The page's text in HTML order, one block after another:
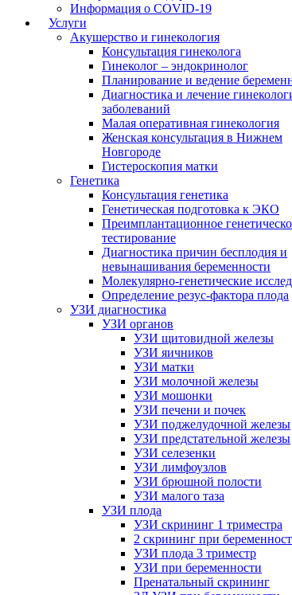
Информация о COVID-19
Услуги
Акушерство и гинекология
Консультация гинеколога
Гинеколог – эндокринолог
Планирование и ведение
Диагностика и лечение
заболеваний
Малая оперативная гинекология
Женская консультация в Нижнем
Новгороде
Гистероскопия матки
Генетика
Консультация генетика
Генетическая подготовка к ЭКО
Преимплантационное
тестирование
Диагностика причин бесплодия и
невынашивания беременности
Молекулярно-генетические
Определение резус-фактора плода
УЗИ диагностика
УЗИ органов
УЗИ щитовидной железы
УЗИ яичников
УЗИ матки
УЗИ молочной железы
УЗИ мошонки
УЗИ печени и почек
УЗИ поджелудочной железы
УЗИ предстательной железы
УЗИ селезенки
УЗИ лимфоузлов
УЗИ брюшной полости
УЗИ малого таза
УЗИ плода
УЗИ скрининг 1 триместра
2 скрининг при
УЗИ плода 3 триместр
УЗИ при беременности
Пренатальный скрининг